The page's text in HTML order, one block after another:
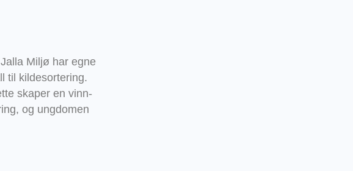
Miljø har egne
til kildesortering.
skaper en vinn-
og ungdomen